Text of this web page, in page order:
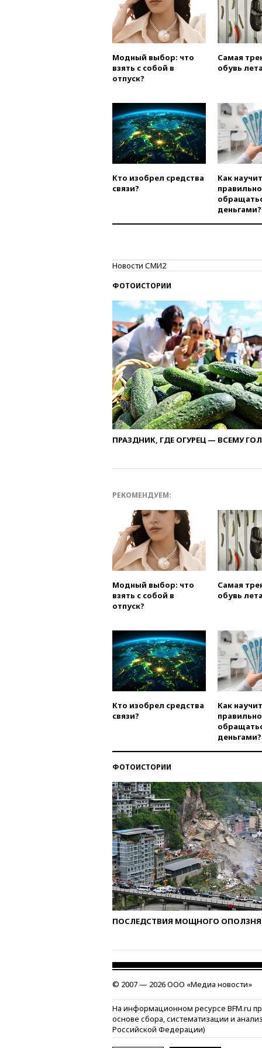
Модный выбор: что
взять с собой в
отпуск?
Самая
обувь
Кто изобрел средства
связи?
Как
правильно
деньгами?
Новости СМИ2
ФОТОИСТОРИИ
ПРАЗДНИК, ГДЕ ОГУРЕЦ — ВСЕМУ
РЕКОМЕНДУЕМ:
Модный выбор: что
взять с собой в
отпуск?
Самая
обувь
Кто изобрел средства
связи?
Как
правильно
деньгами?
ФОТОИСТОРИИ
ПОСЛЕДСТВИЯ МОЩНОГО ОПОЛЗНЯ
© 2007 — 2026 ООО «Медиа новости»
На информационном ресурсе BFM.ru
основе сбора, систематизации и
Российской Федерации)